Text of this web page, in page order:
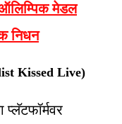
मेडल
निधन
Kissed Live)
प्लॅटफॉर्मवर